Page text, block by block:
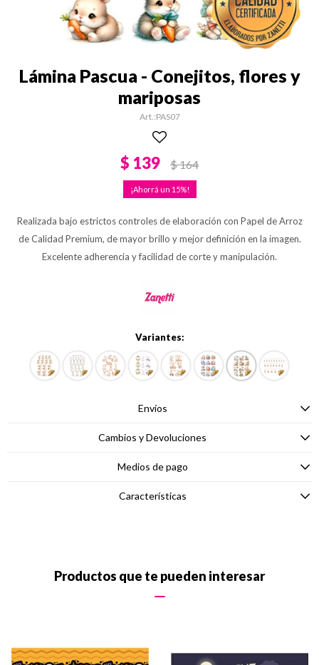
Lámina Pascua - Conejitos, flores y
mariposas
PAS07
$ 139 $164
15
Realizada bajo estrictos controles de elaboración con Papel de Arroz
de Calidad Premium, de mayor brillo y mejor definición en la imagen.
Excelente adherencia y facilidad de corte y manipulación.
Variantes:
Envíos
Cambios y Devoluciones
Medios de pago
Características
Productos que te pueden interesar